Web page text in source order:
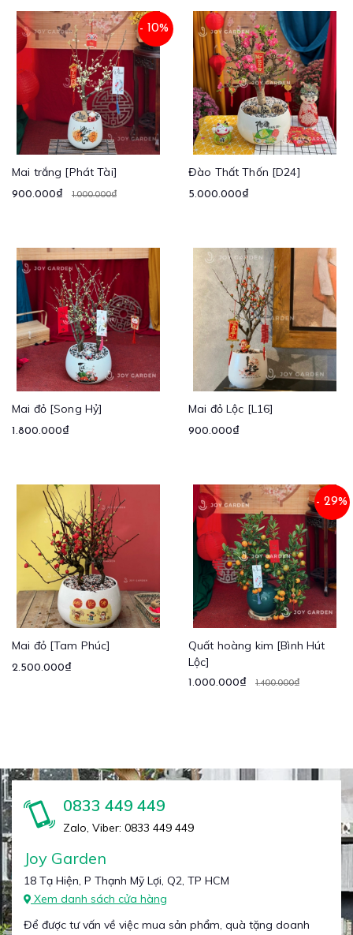
- 10%
Mai trắng [Phát Tài]
900.000₫ 1.000.000₫
Đào Thất Thốn [D24]
5.000.000₫
Mai đỏ [Song Hỷ]
1.800.000₫
Mai đỏ Lộc [L16]
900.000₫
Mai đỏ [Tam Phúc]
2.500.000₫
- 29%
Quất hoàng kim [Bình Hút
Lộc]
1.000.000₫ 1.400.000₫
0833 449 449
Zalo, Viber: 0833 449 449
Joy Garden
18 Tạ Hiện, P Thạnh Mỹ Lợi, Q2, TP HCM
Xem danh sách cửa hàng
Để được tư vấn về việc mua sản phẩm, quà tặng doanh